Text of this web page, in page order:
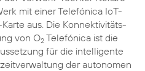
mit einer Telefónica IoT-
aus. Die Konnektivitäts-
von O2Telefónica ist die
für die intelligente
der autonomen